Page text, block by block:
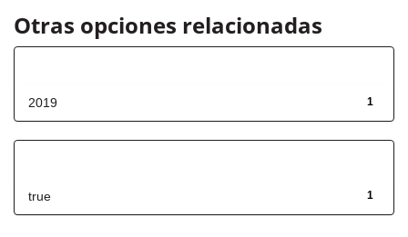
Otras opciones relacionadas
1
2019
1
true